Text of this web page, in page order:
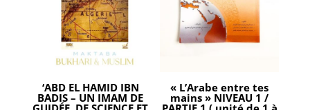
‘ABD EL HAMID IBN
BADIS – UN IMAM DE
« L’Arabe entre tes
mains » NIVEAU 1 /